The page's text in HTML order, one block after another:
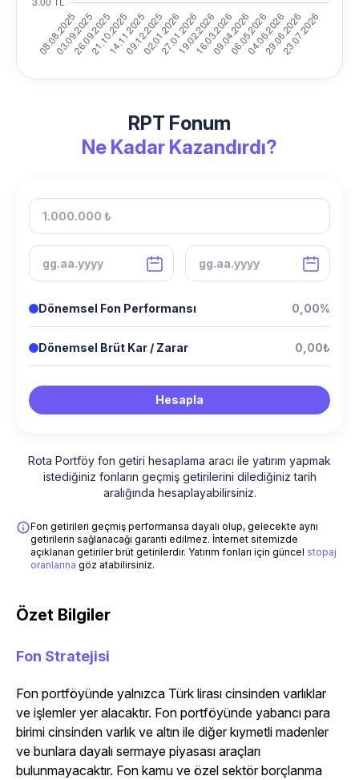
RPT Fonum
Ne Kadar Kazandırdı?
Dönemsel Fon Performansı 0,00%
Dönemsel Brüt Kar / Zarar 0,00₺
Hesapla
Rota Portföy fon getiri hesaplama aracı ile yatırım yapmak
istediğiniz fonların geçmiş getirilerini dilediğiniz tarih
aralığında hesaplayabilirsiniz.
Fon getirileri geçmiş performansa dayalı olup, gelecekte aynı
getirilerin sağlanacağı garanti edilmez. İnternet sitemizde
açıklanan getiriler brüt getirilerdir. Yatırım fonları için güncel stopaj
oranlarına göz atabilirsiniz.
Özet Bilgiler
Fon Stratejisi
Fon portföyünde yalnızca Türk lirası cinsinden varlıklar
ve işlemler yer alacaktır. Fon portföyünde yabancı para
birimi cinsinden varlık ve altın ile diğer kıymetli madenler
ve bunlara dayalı sermaye piyasası araçları
bulunmayacaktır. Fon kamu ve özel sektör borçlanma